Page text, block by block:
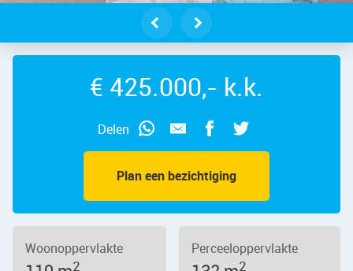
Plan een bezichtiging
Delen
€ 425.000,- k.k.
Woonoppervlakte
2
Perceeloppervlakte
2